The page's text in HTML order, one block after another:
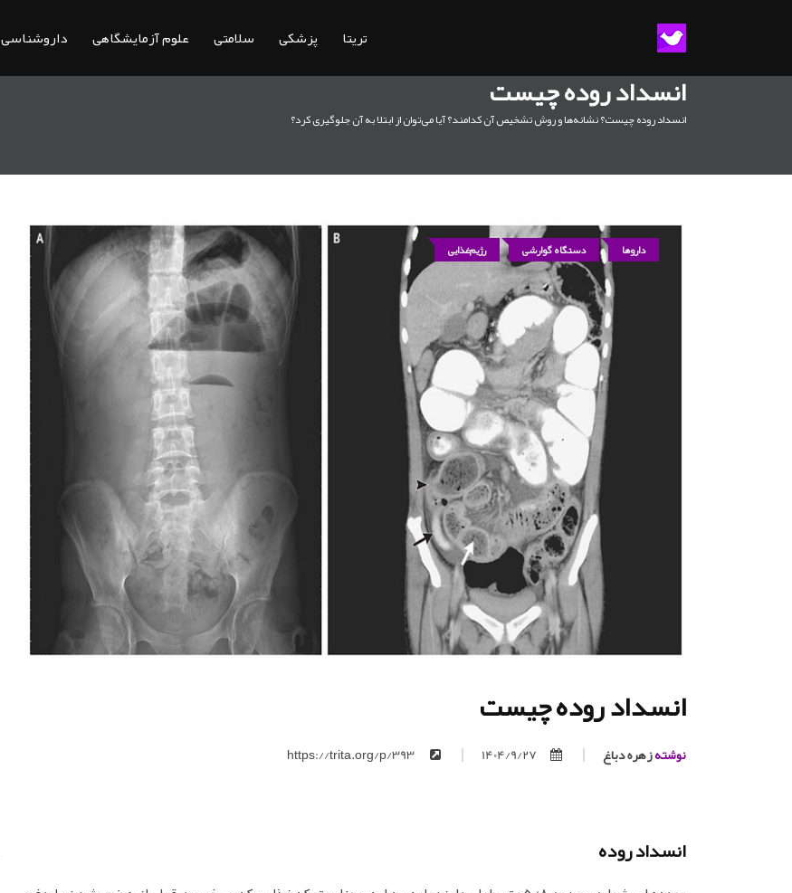
تریتا پزشکی سلامتی علوم آزمایشگاهی داروشناسی
انسداد روده چیست
انسداد روده چیست؟ نشانه‌ها و روش تشخیص آن کدامند؟ آیا می‌توان از ابتلا به آن جلوگیری کرد؟
داروها دستگاه گوارشی رژیم‌غذایی
انسداد روده چیست
نوشتهزهره دباغ 1404/9/27
انسداد روده